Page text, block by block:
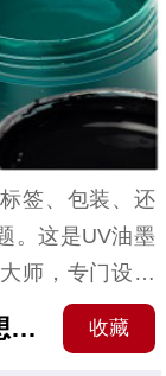
UV油墨消泡剂是什么？意想不到的高质量 收藏
签、包装、还
。这是UV油墨
师，专门设计
（UV油墨消泡
沫问...